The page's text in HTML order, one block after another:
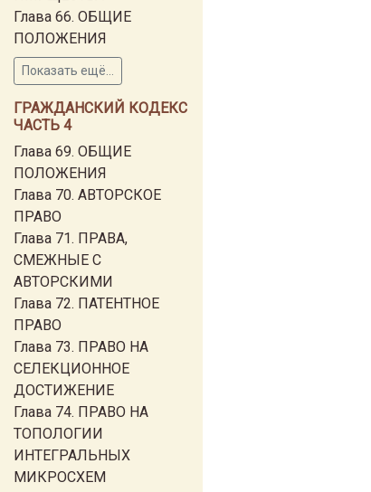
Глава 66. ОБЩИЕ
ПОЛОЖЕНИЯ
Показать ещё...
ГРАЖДАНСКИЙ КОДЕКС
ЧАСТЬ 4
Глава 69. ОБЩИЕ
ПОЛОЖЕНИЯ
Глава 70. АВТОРСКОЕ
ПРАВО
Глава 71. ПРАВА,
СМЕЖНЫЕ С
АВТОРСКИМИ
Глава 72. ПАТЕНТНОЕ
ПРАВО
Глава 73. ПРАВО НА
СЕЛЕКЦИОННОЕ
ДОСТИЖЕНИЕ
Глава 74. ПРАВО НА
ТОПОЛОГИИ
ИНТЕГРАЛЬНЫХ
МИКРОСХЕМ